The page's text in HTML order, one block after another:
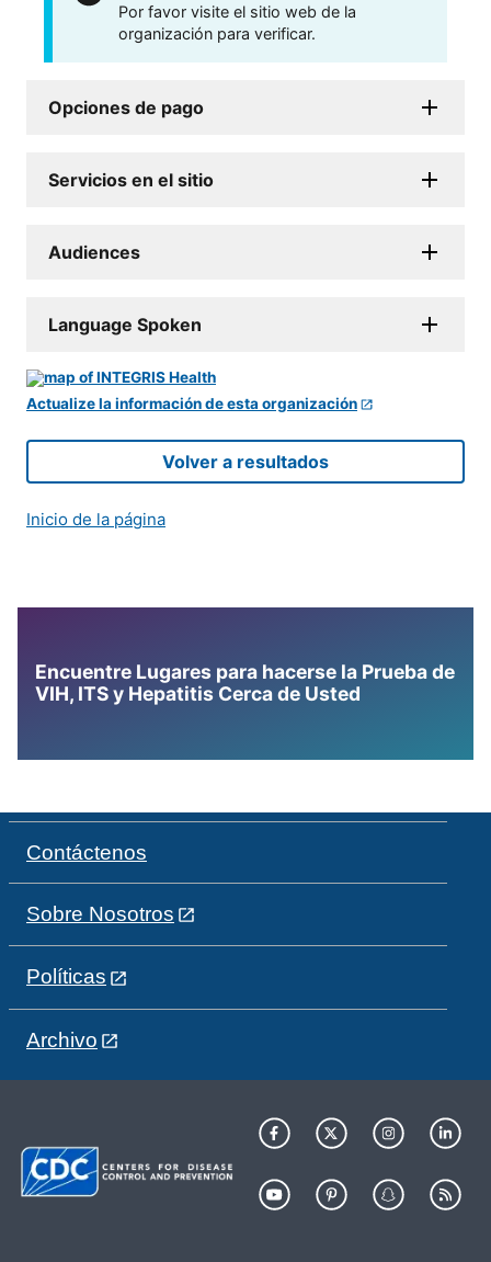
Por favor visite el sitio web de la
organización para verificar.
Opciones de pago
Servicios en el sitio
Audiences
Language Spoken
Actualize la información de esta organización
Volver a resultados
Inicio de la página
Encuentre Lugares para hacerse la Prueba de
VIH, ITS y Hepatitis Cerca de Usted
Contáctenos
Sobre Nosotros
Políticas
Archivo